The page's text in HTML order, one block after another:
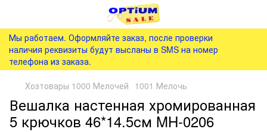
Мы работаем. Оформляйте заказ, после проверки
наличия реквизиты будут высланы в SMS на номер
телефона из заказа.
Хозтовары 1000 Мелочей 1001 Мелочь
Вешалка настенная хромированная
5 крючков 46*14.5см MH-0206